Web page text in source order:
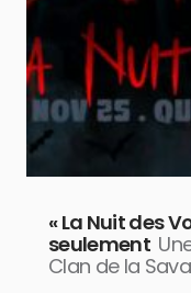
« La Nuit des
seulement
Clan de la